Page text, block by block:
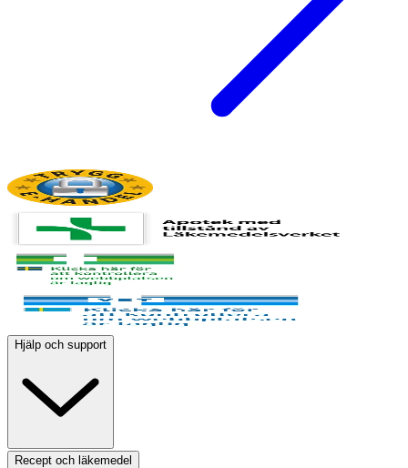
Hjälp och support
Recept och läkemedel